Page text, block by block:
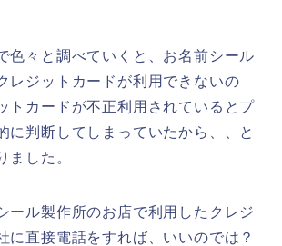
色々と調べていくと、お名前シール
レジットカードが利用できないの
トカードが不正利用されているとプ
に判断してしまっていたから、、と
ました。
ール製作所のお店で利用したクレジ
に直接電話をすれば、いいのでは？